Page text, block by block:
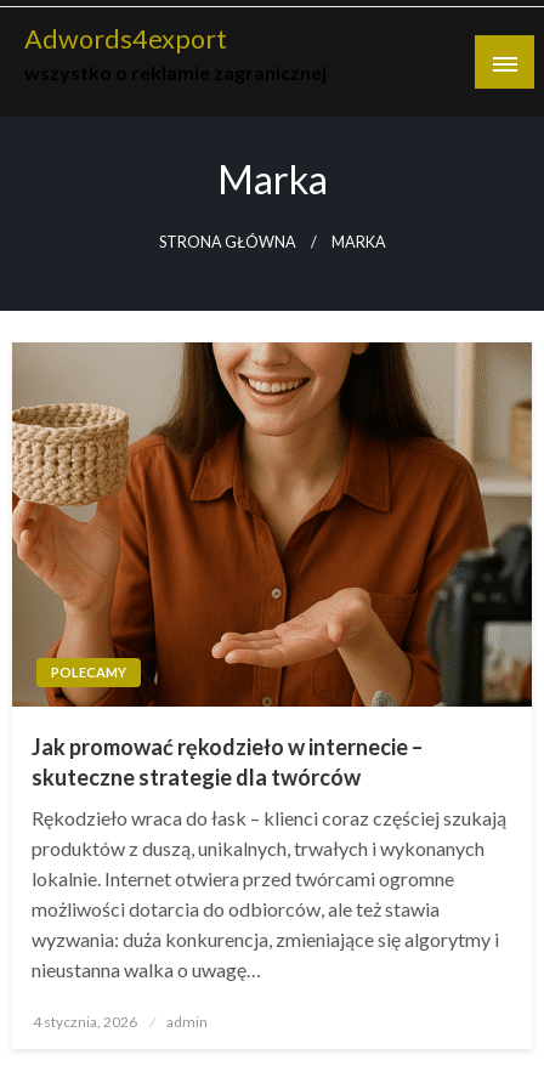
Skip
Adwords4export
Marka
STRONA GŁÓWNA MARKA
POLECAMY
Jak promować rękodzieło w internecie –
skuteczne strategie dla twórców
Rękodzieło wraca do łask – klienci coraz częściej szukają
produktów z duszą, unikalnych, trwałych i wykonanych
lokalnie. Internet otwiera przed twórcami ogromne
możliwości dotarcia do odbiorców, ale też stawia
wyzwania: duża konkurencja, zmieniające się algorytmy i
nieustanna walka o uwagę…
Opublikowane
4 stycznia, 2026 admin